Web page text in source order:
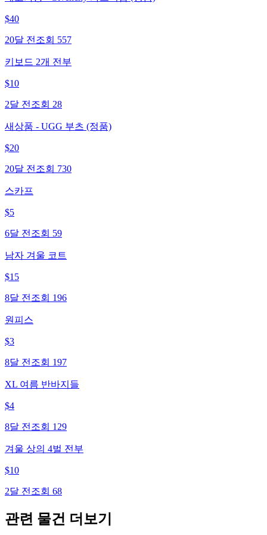
$40
20달 전 조회 557
키보드 2개 전부
$10
2달 전 조회 28
새상품 - UGG 부츠 (정품)
$20
20달 전 조회 730
스카프
$5
6달 전 조회 59
남자 겨울 코트
$15
8달 전 조회 196
원피스
$3
8달 전 조회 197
XL 여름 반바지들
$4
8달 전 조회 129
겨울 상의 4벌 전부
$10
2달 전 조회 68
관련 물건 더보기